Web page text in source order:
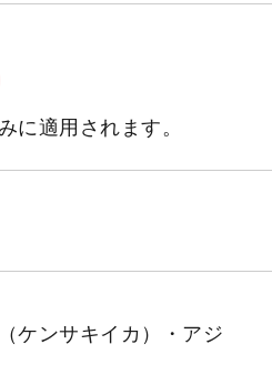
に適用されます。
ケンサキイカ）・アジ